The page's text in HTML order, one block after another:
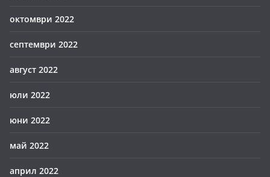
октомври 2022
септември 2022
август 2022
юли 2022
юни 2022
май 2022
април 2022